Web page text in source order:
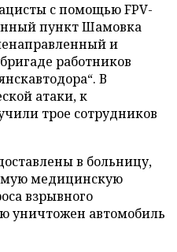
с помощью FPV-
пункт Шамовка
и
работников
В
атаки, к
трое сотрудников
в больницу,
медицинскую
взрывного
уничтожен автомобиль